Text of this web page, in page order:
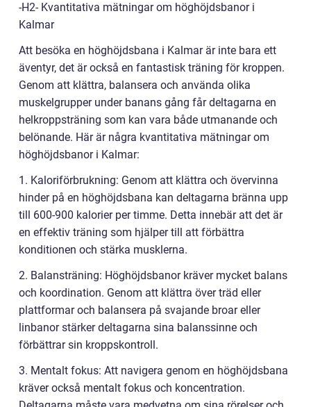
-H2- Kvantitativa mätningar om höghöjdsbanor i
Kalmar
Att besöka en höghöjdsbana i Kalmar är inte bara ett
äventyr, det är också en fantastisk träning för kroppen.
Genom att klättra, balansera och använda olika
muskelgrupper under banans gång får deltagarna en
helkroppsträning som kan vara både utmanande och
belönande. Här är några kvantitativa mätningar om
höghöjdsbanor i Kalmar:
1. Kaloriförbrukning: Genom att klättra och övervinna
hinder på en höghöjdsbana kan deltagarna bränna upp
till 600-900 kalorier per timme. Detta innebär att det är
en effektiv träning som hjälper till att förbättra
konditionen och stärka musklerna.
2. Balansträning: Höghöjdsbanor kräver mycket balans
och koordination. Genom att klättra över träd eller
plattformar och balansera på svajande broar eller
linbanor stärker deltagarna sina balanssinne och
förbättrar sin kroppskontroll.
3. Mentalt fokus: Att navigera genom en höghöjdsbana
kräver också mentalt fokus och koncentration.